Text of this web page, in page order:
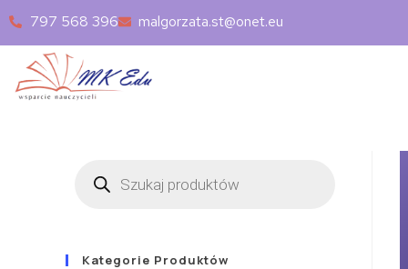
797 568 396 malgorzata.st@onet.eu
Kategorie Produktów